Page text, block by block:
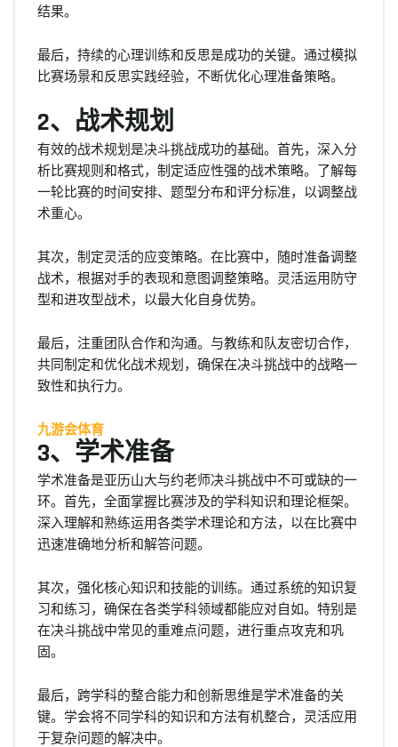
结果。
最后，持续的心理训练和反思是成功的关键。通过模拟
比赛场景和反思实践经验，不断优化心理准备策略。
2、战术规划
有效的战术规划是决斗挑战成功的基础。首先，深入分
析比赛规则和格式，制定适应性强的战术策略。了解每
一轮比赛的时间安排、题型分布和评分标准，以调整战
术重心。
其次，制定灵活的应变策略。在比赛中，随时准备调整
战术，根据对手的表现和意图调整策略。灵活运用防守
型和进攻型战术，以最大化自身优势。
最后，注重团队合作和沟通。与教练和队友密切合作，
共同制定和优化战术规划，确保在决斗挑战中的战略一
致性和执行力。
九游会体育
3、学术准备
学术准备是亚历山大与约老师决斗挑战中不可或缺的一
环。首先，全面掌握比赛涉及的学科知识和理论框架。
深入理解和熟练运用各类学术理论和方法，以在比赛中
迅速准确地分析和解答问题。
其次，强化核心知识和技能的训练。通过系统的知识复
习和练习，确保在各类学科领域都能应对自如。特别是
在决斗挑战中常见的重难点问题，进行重点攻克和巩
固。
最后，跨学科的整合能力和创新思维是学术准备的关
键。学会将不同学科的知识和方法有机整合，灵活应用
于复杂问题的解决中。